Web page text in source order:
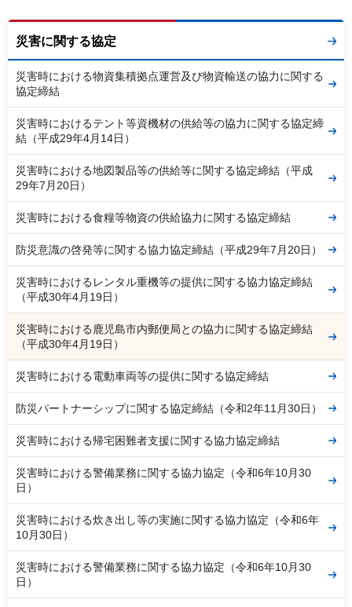
災害に関する協定
災害時における物資集積拠点運営及び物資輸送の協力に関する
協定締結
災害時におけるテント等資機材の供給等の協力に関する協定締
結（平成29年4月14日）
災害時における地図製品等の供給等に関する協定締結（平成
29年7月20日）
災害時における食糧等物資の供給協力に関する協定締結
防災意識の啓発等に関する協力協定締結（平成29年7月20日）
災害時におけるレンタル重機等の提供に関する協力協定締結
（平成30年4月19日）
災害時における鹿児島市内郵便局との協力に関する協定締結
（平成30年4月19日）
災害時における電動車両等の提供に関する協定締結
防災パートナーシップに関する協定締結（令和2年11月30日）
災害時における帰宅困難者支援に関する協力協定締結
災害時における警備業務に関する協力協定（令和6年10月30
日）
災害時における炊き出し等の実施に関する協力協定（令和6年
10月30日）
災害時における警備業務に関する協力協定（令和6年10月30
日）